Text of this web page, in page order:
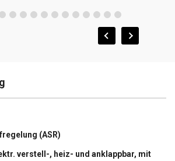
(ASR)
verstell-, heiz- und anklappbar, mit